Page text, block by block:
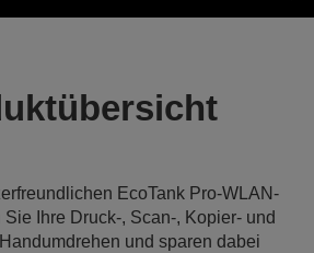
EcoTank Pro-WLAN-
Ihre Druck-, Scan-, Kopier- und
und sparen dabei